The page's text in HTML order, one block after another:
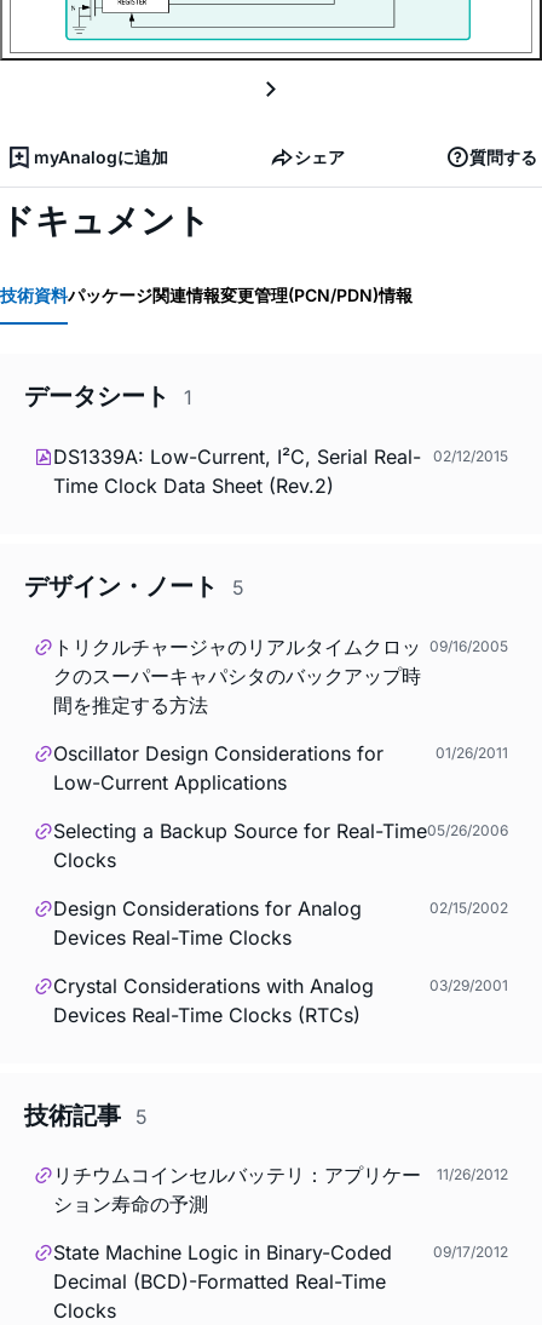
myAnalogに追加 シェア 質問する
ドキュメント
技術資料パッケージ関連情報変更管理(PCN/PDN)情報
データシート 1
DS1339A: Low-Current, I²C, Serial Real-
Time Clock Data Sheet (Rev.2)
02/12/2015
デザイン・ノート 5
トリクルチャージャのリアルタイムクロッ
クのスーパーキャパシタのバックアップ時
間を推定する方法
09/16/2005
Oscillator Design Considerations for
Low-Current Applications
01/26/2011
Selecting a Backup Source for Real-Time
Clocks
05/26/2006
Design Considerations for Analog
Devices Real-Time Clocks
02/15/2002
Crystal Considerations with Analog
Devices Real-Time Clocks (RTCs)
03/29/2001
技術記事 5
リチウムコインセルバッテリ：アプリケー
ション寿命の予測
11/26/2012
State Machine Logic in Binary-Coded
Decimal (BCD)-Formatted Real-Time
Clocks
09/17/2012